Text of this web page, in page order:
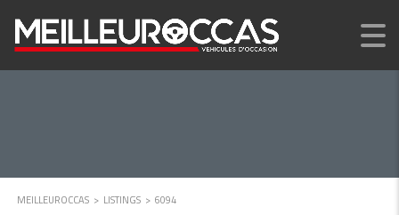
MEILLEUROCCAS > LISTINGS > 6094